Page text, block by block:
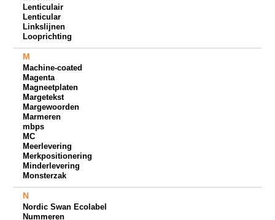
Lenticulair
Lenticular
Linkslijnen
Looprichting
M
Machine-coated
Magenta
Magneetplaten
Margetekst
Margewoorden
Marmeren
mbps
MC
Meerlevering
Merkpositionering
Minderlevering
Monsterzak
N
Nordic Swan Ecolabel
Nummeren